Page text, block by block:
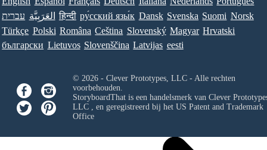
עברית العَرَبِيَّة हिन्दी ру́сский язы́к Dansk Svenska Suomi Norsk
Türkçe Polski Româna Ceština Slovenský Magyar Hrvatski
български Lietuvos Slovenščina Latvijas eesti
© 2026 - Clever Prototypes, LLC - Alle rechten
voorbehouden.
StoryboardThat is een handelsmerk van Clever
LLC, en geregistreerd bij het US Patent and Trademark
Office